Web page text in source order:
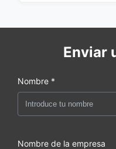
Enviar
Nombre *
Nombre de la empresa